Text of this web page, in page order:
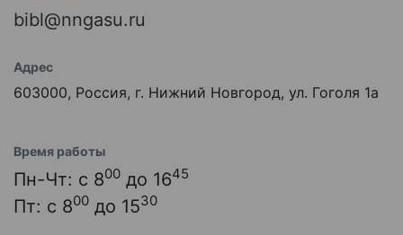
bibl@nngasu.ru
Адрес
603000, Россия, г. Нижний Новгород, ул. Гоголя 1а
Время работы
Пн-Чт: с 800 до 1645
Пт: с 800 до 1530